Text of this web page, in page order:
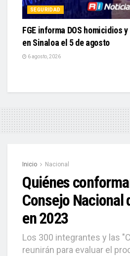
SEGURIDAD
FGE informa DOS homicidios
en Sinaloa el 5 de agosto
6 agosto, 2026
Inicio Nacional
Quiénes
Consejo Nacional
en 2023
Los 300 integrantes y las
reunirán para evaluar el